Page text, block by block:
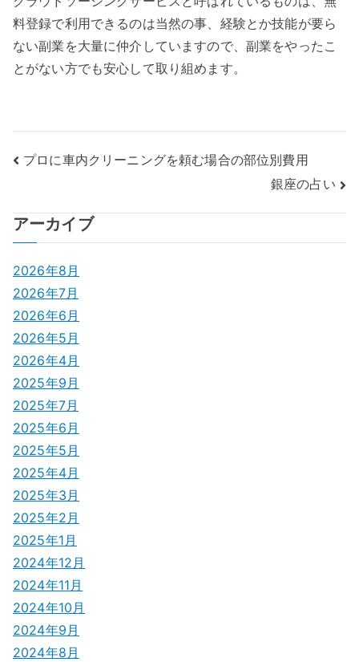
料登録で利用できるのは当然の事、経験とか技能が要ら
ない副業を大量に仲介していますので、副業をやったこ
とがない方でも安心して取り組めます。
投
ナ
ビ
ゲ
ー
シ
ョ
ン
プロに車内クリーニングを頼む場合の部位別費用
銀座の占い
アーカイブ
2026年8月
2026年7月
2026年6月
2026年5月
2026年4月
2025年9月
2025年7月
2025年6月
2025年5月
2025年4月
2025年3月
2025年2月
2025年1月
2024年12月
2024年11月
2024年10月
2024年9月
2024年8月